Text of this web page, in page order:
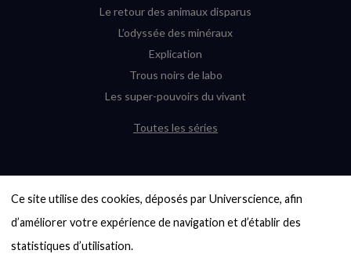
Ce site utilise des cookies, déposés par Universcience, afin
d’améliorer votre expérience de navigation et d’établir des
statistiques d’utilisation.
Le retour des animaux disparus
L’odyssée des minéraux
Explication
Trous noirs de labo
Les super-pouvoirs du vivant
Toutes les séries
6000 exoplanètes, et pas de « Terre »
en vue ?
Quel avenir pour les cryptos ?